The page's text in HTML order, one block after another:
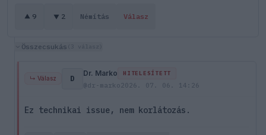
9 2 Némítás Válasz
Összecsukás
↳ Válasz D
Dr. Marko HITELESÍTETT
@dr-marko2026. 07. 06. 14:26
Ez technikai issue, nem korlátozás.